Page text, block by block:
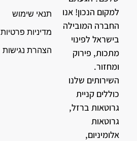
למקום הנכון! אנו
החברה המובילה
בישראל לפינוי
מתכות, פירוק
ומחזור.
השירותים שלנו
כוללים קניית
גרוטאות ברזל,
גרוטאות
אלומיניום,
תנאי שימוש
מדיניות פרטיות
הצהרת נגישות